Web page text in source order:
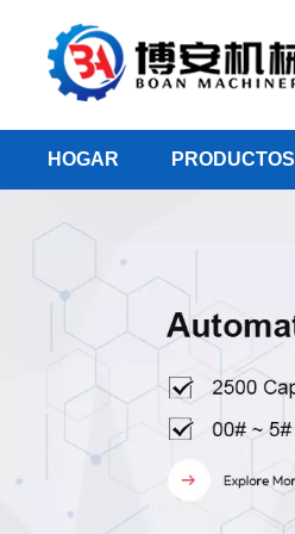
HOGAR PRODUCTOS